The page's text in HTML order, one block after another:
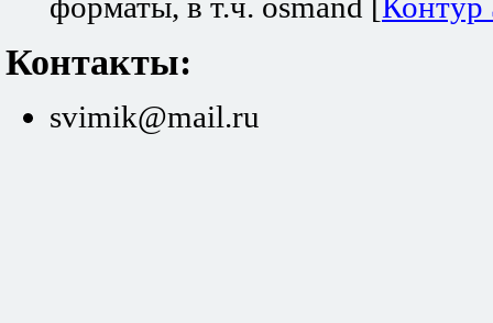
форматы, в т.ч. osmand [ Контур
Контакты:
svimik@mail.ru